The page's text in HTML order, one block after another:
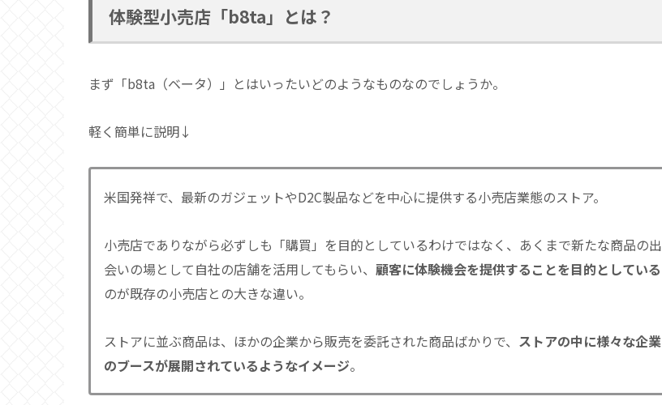
体験型小売店「b8ta」とは？
まず「b8ta（ベータ）」とはいったいどのようなものなのでしょうか。
軽く簡単に説明↓
米国発祥で、最新のガジェットやD2C製品などを中心に提供する小売店業態のストア。
小売店でありながら必ずしも「購買」を目的としているわけではなく、あくまで新たな商品の出
会いの場として自社の店舗を活用してもらい、 顧客に体験機会を提供することを目的としている
のが既存の小売店との大きな違い。
ストアに並ぶ商品は、ほかの企業から販売を委託された商品ばかりで、 ストアの中に様々な企業
のブースが展開されているようなイメージ。